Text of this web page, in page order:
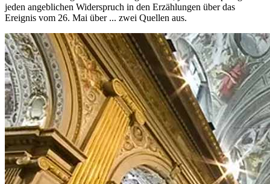
jeden angeblichen Widerspruch in den Erzählungen über das
Ereignis vom 26. Mai über ... zwei Quellen aus.